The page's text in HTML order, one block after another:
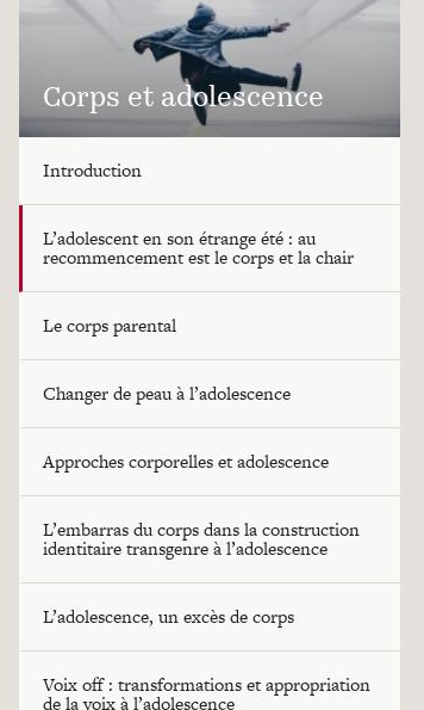
Corps et adolescence
Introduction
L’adolescent en son étrange été : au
recommencement est le corps et la chair
Le corps parental
Changer de peau à l’adolescence
Approches corporelles et adolescence
L’embarras du corps dans la construction
identitaire transgenre à l’adolescence
L’adolescence, un excès de corps
Voix off : transformations et appropriation
de la voix à l’adolescence